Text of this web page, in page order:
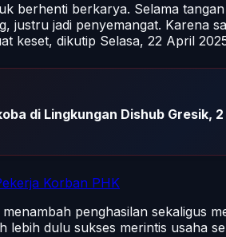
berhenti berkarya. Selama
justru jadi penyemangat. Karena
keset, dikutip Selasa, 22 April
di Lingkungan Dishub Gresik,
Korban PHK
penghasilan sekaligus
lebih dulu sukses merintis usaha